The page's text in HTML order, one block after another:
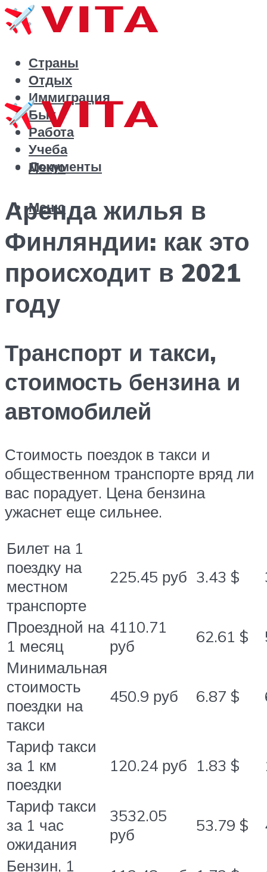
Страны
Отдых
Иммиграция
Быт
Работа
Учеба
Документы
Меню
Меню
Аренда жилья в
Финляндии: как это
происходит в 2021
году
Транспорт и такси,
стоимость бензина и
автомобилей
Стоимость поездок в такси и
общественном транспорте вряд ли
вас порадует. Цена бензина
ужаснет еще сильнее.
Билет на 1
поездку на
местном
транспорте
225.45 руб 3.43 $
Проездной на
1 месяц
4110.71
руб
62.61 $
Минимальная
стоимость
поездки на
такси
450.9 руб 6.87 $
Тариф такси
за 1 км
поездки
120.24 руб 1.83 $
Тариф такси
за 1 час
ожидания
3532.05
руб
53.79 $
Бензин, 1